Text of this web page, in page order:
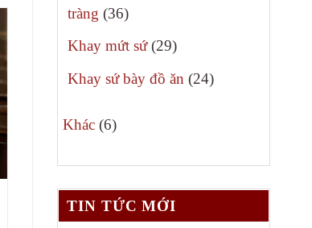
tràng
3636
phẩm
Khay mứt sứ 2929
phẩm
Khay sứ bày đồ ăn 2424
Khác 66
phẩm
TIN TỨC MỚI